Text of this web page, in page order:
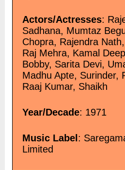
Actors/Actresses:
Sadhana, Mumtaz
Chopra, Rajendra
Raj Mehra, Kamal
Bobby, Sarita Devi,
Madhu Apte, Surinder,
Raaj Kumar, Shaikh
Year/Decade: 1971
Music Label :
Limited